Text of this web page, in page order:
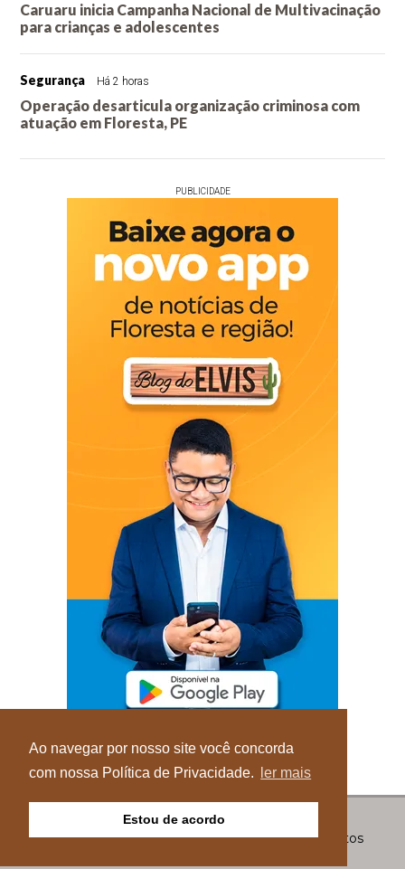
Ao navegar por nosso site você concorda
com nossa Política de Privacidade.
ler mais
Estou de acordo
Caruaru inicia Campanha Nacional de Multivacinação
para crianças e adolescentes
Segurança Há 2 horas
Operação desarticula organização criminosa com
atuação em Floresta, PE
PUBLICIDADE
© Copyright 2026 - Blog do Elvis - Todos os direitos